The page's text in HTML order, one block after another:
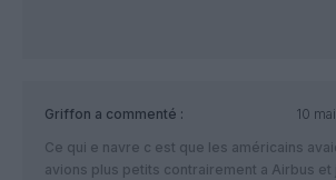
Griffon a commenté :
10
Ce qui e navre c est que les américains
avions plus petits contrairement a Airbus et